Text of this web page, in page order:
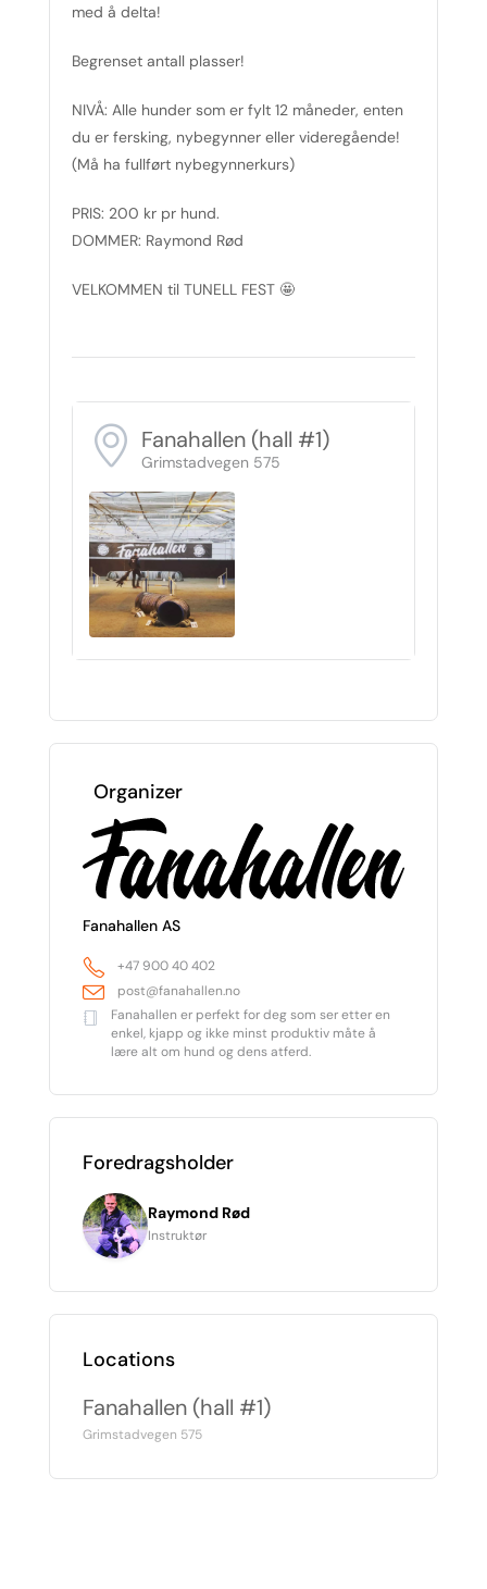
med å delta!
Begrenset antall plasser!
NIVÅ: Alle hunder som er fylt 12 måneder, enten
du er fersking, nybegynner eller videregående!
(Må ha fullført nybegynnerkurs)
PRIS: 200 kr pr hund.
DOMMER: Raymond Rød
VELKOMMEN til TUNELL FEST 🤩
Fanahallen (hall #1)
Grimstadvegen 575
Organizer
Fanahallen AS
+47 900 40 402
post@fanahallen.no
Fanahallen er perfekt for deg som ser etter en
enkel, kjapp og ikke minst produktiv måte å
lære alt om hund og dens atferd.
Foredragsholder
Raymond Rød
Instruktør
Locations
Fanahallen (hall #1)
Grimstadvegen 575